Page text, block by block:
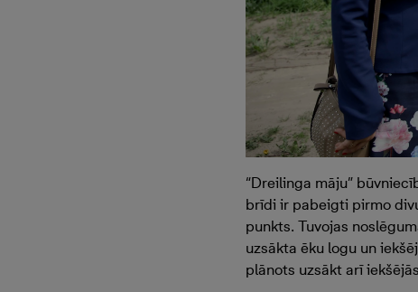
“Dreilinga māju”
brīdi ir pabeigti pirmo
punkts. Tuvojas
uzsākta ēku logu un
plānots uzsākt arī